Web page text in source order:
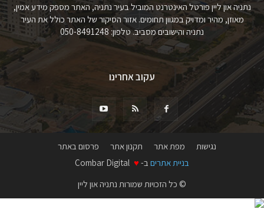
נתניה און ליין פורטל האינטרנט המוביל בעיר נתניה, האתר מספק מידע אמין,
מאוזן, מהיר ומדויק במגוון תחומים. אזור הסיקור של האתר כולל את העיר
נתניה והישובים מסביב. טלפון: 050-8491248
עקוב אחרינו
נגישות מפת אתר תקנון אתר
פרסום באתר
בניית אתרים ב- ♥
© כל הזכויות שמורות נתניה און ליין